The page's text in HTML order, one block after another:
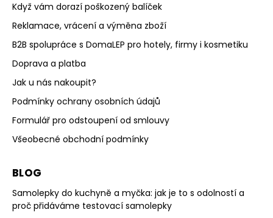
Když vám dorazí poškozený balíček
Reklamace, vrácení a výměna zboží
B2B spolupráce s DomaLEP pro hotely, firmy i kosmetiku
Doprava a platba
Jak u nás nakoupit?
Podmínky ochrany osobních údajů
Formulář pro odstoupení od smlouvy
Všeobecné obchodní podmínky
BLOG
Samolepky do kuchyně a myčka: jak je to s odolností a
proč přidáváme testovací samolepky